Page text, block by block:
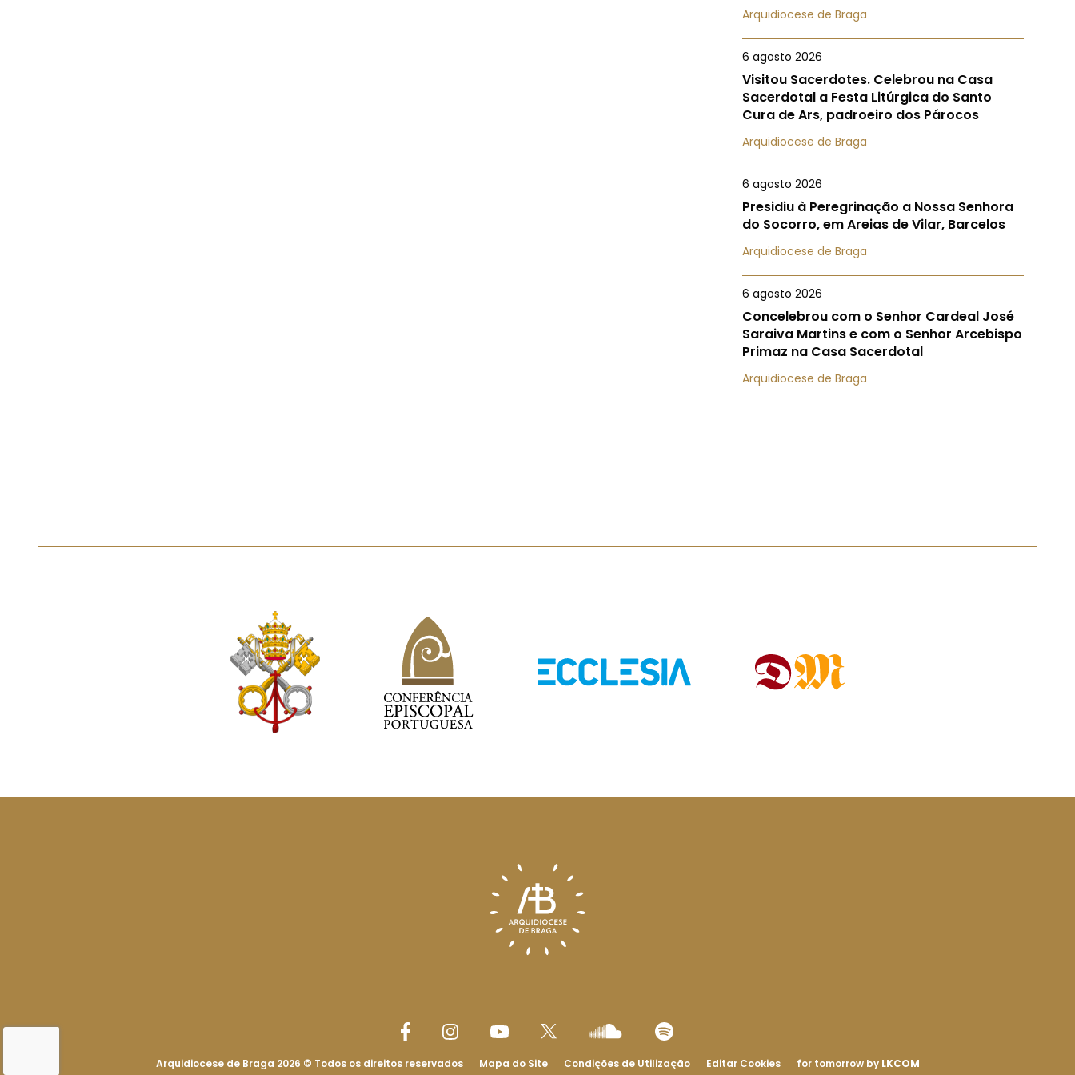
Arquidiocese de Braga
6 agosto 2026
Visitou Sacerdotes. Celebrou na Casa
Sacerdotal a Festa Litúrgica do Santo
Cura de Ars, padroeiro dos Párocos
Arquidiocese de Braga
6 agosto 2026
Presidiu à Peregrinação a Nossa Senhora
do Socorro, em Areias de Vilar, Barcelos
Arquidiocese de Braga
6 agosto 2026
Concelebrou com o Senhor Cardeal José
Saraiva Martins e com o Senhor Arcebispo
Primaz na Casa Sacerdotal
Arquidiocese de Braga
Arquidiocese de Braga 2026 © Todos os direitos reservados Mapa do Site Condições de Utilização Editar Cookies for tomorrow by LKCOM